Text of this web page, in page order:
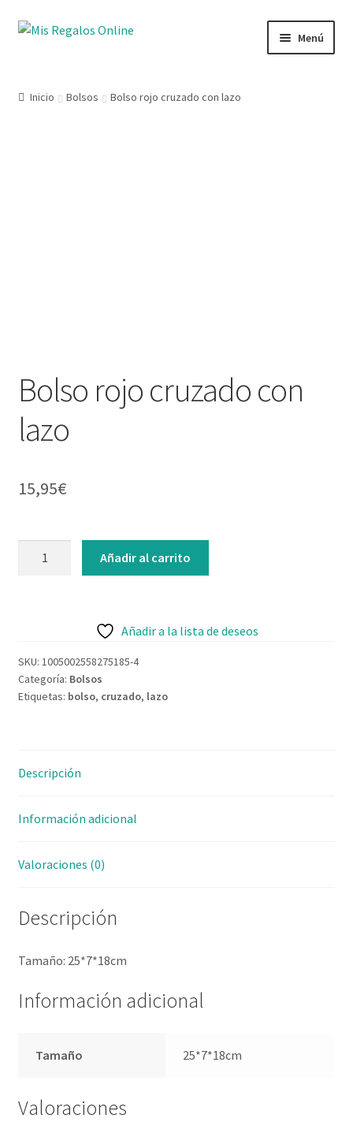
Menú
Inicio Bolsos Bolso rojo cruzado con lazo
Bolso rojo cruzado con
lazo
15,95€
Añadir al carrito
Añadir a la lista de deseos
SKU: 1005002558275185-4
Categoría: Bolsos
Etiquetas: bolso, cruzado, lazo
Descripción
Información adicional
Valoraciones (0)
Descripción
Tamaño: 25*7*18cm
Información adicional
Tamaño 25*7*18cm
Valoraciones